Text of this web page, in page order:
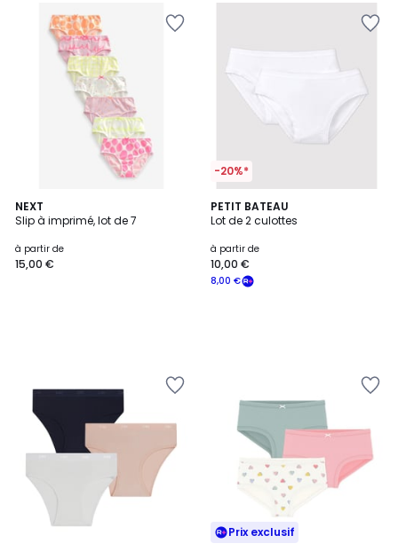
NEXT
Slip à imprimé, lot de 7
à partir de
15,00 €
-20%*
PETIT BATEAU
Lot de 2 culottes
à partir de
8,00 €
10,00 €
Prix exclusif